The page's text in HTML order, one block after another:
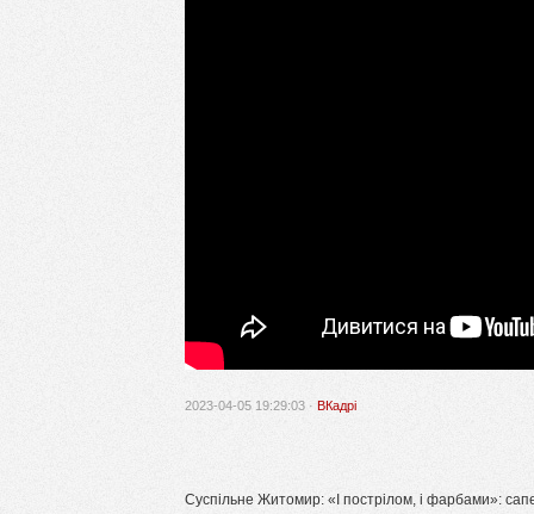
2023-04-05 19:29:03 · ВКадрі
Суспільне Житомир: «І пострілом, і фарбами»: